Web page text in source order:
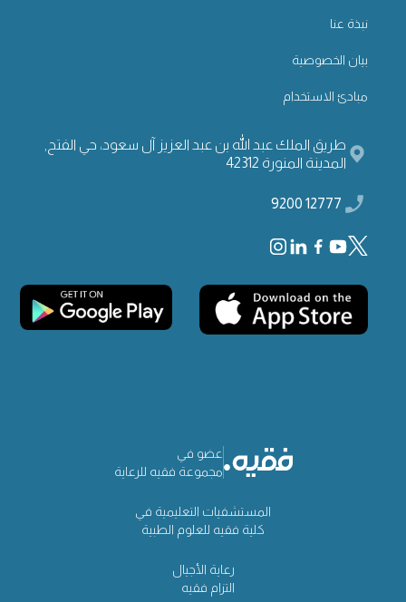
نبذة عنا
بيان الخصوصية
مبادئ الاستخدام
طريق الملك عبد الله بن عبد العزيز آل سعود، حي الفتح,
المدينة المنورة 42312
12777 9200
عضو في
مجموعة فقيه للرعاية
المستشفيات التعليمية في
كلية فقيه للعلوم الطبية
رعاية الأجيال
التزام فقيه